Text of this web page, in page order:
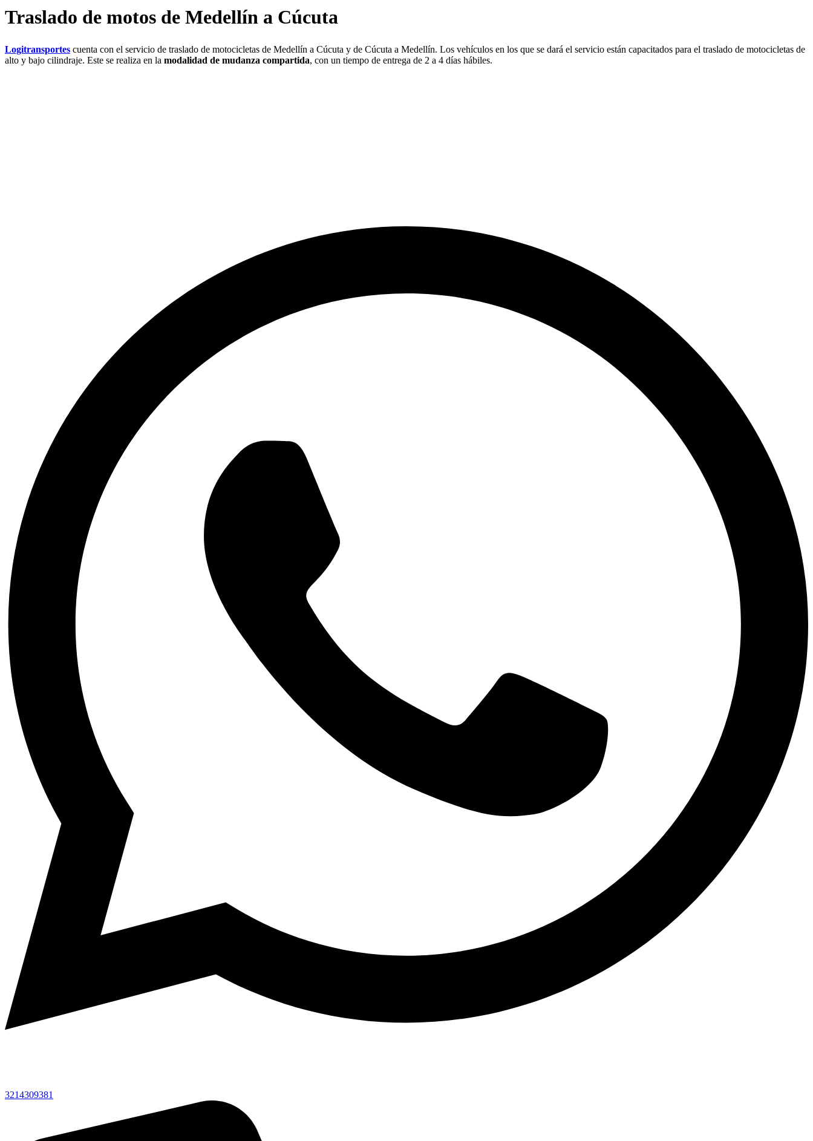
Traslado de motos de Medellín a Cúcuta
Logitransportes cuenta con el servicio de traslado de motocicletas de Medellín a Cúcuta y de Cúcuta a Medellín. Los vehículos en los que se dará el servicio están capacitados para el traslado de motocicletas de
alto y bajo cilindraje. Este se realiza en la modalidad de mudanza compartida, con un tiempo de entrega de 2 a 4 días hábiles.
3214309381